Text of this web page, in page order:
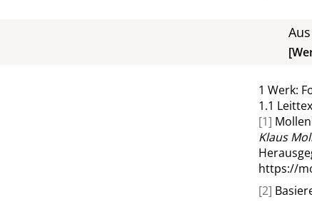
1 Werk:
1.1
[1]
Klaus
https://
[2]